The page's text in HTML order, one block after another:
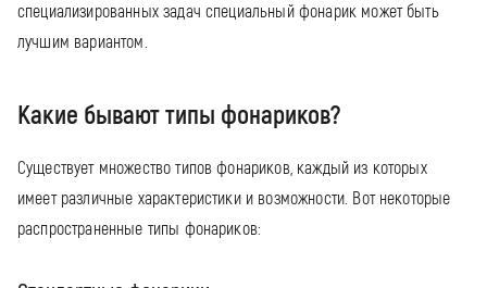
специализированных задач специальный фонарик может быть
лучшим вариантом.
Какие бывают типы фонариков?
Существует множество типов фонариков, каждый из которых
имеет различные характеристики и возможности. Вот некоторые
распространенные типы фонариков: